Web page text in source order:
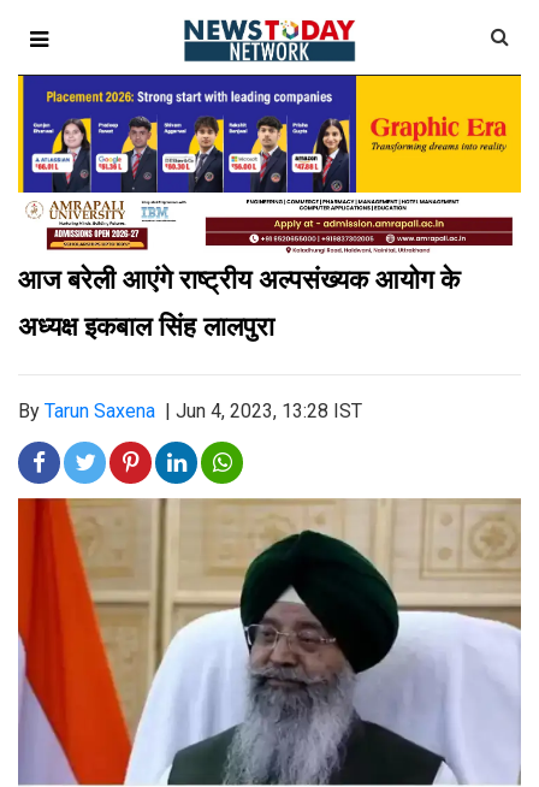
आज बरेली आएंगे राष्ट्रीय अल्पसंख्यक आयोग के
अध्यक्ष इकबाल सिंह लालपुरा
By Tarun Saxena Jun 4, 2023, 13:28 IST